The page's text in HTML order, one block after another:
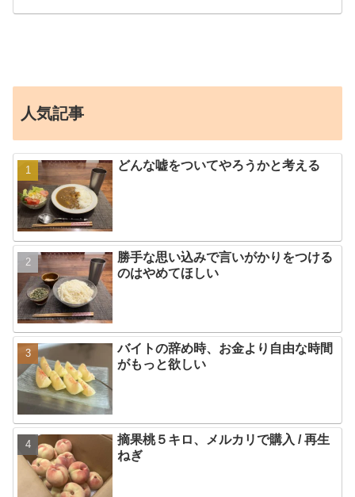
人気記事
どんな嘘をついてやろうかと考える
勝手な思い込みで言いがかりをつける
のはやめてほしい
バイトの辞め時、お金より自由な時間
がもっと欲しい
摘果桃５キロ、メルカリで購入 / 再生
ねぎ